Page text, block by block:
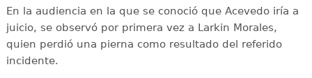
En la audiencia en la que se conoció que Acevedo iría a
juicio, se observó por primera vez a Larkin Morales,
quien perdió una pierna como resultado del referido
incidente.